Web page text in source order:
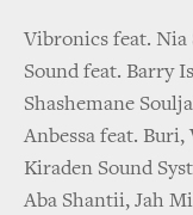
Vibronics feat. Nia
Sound feat. Barry
Shashemane
Anbessa feat.
Kiraden Sound
Aba Shantii, Jah